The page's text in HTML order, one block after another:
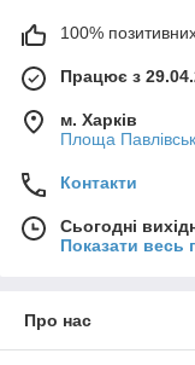
100% позитивних
Працює з
м. Харків
Площа
Контакти
Сьогодні
Показати весь
Про нас